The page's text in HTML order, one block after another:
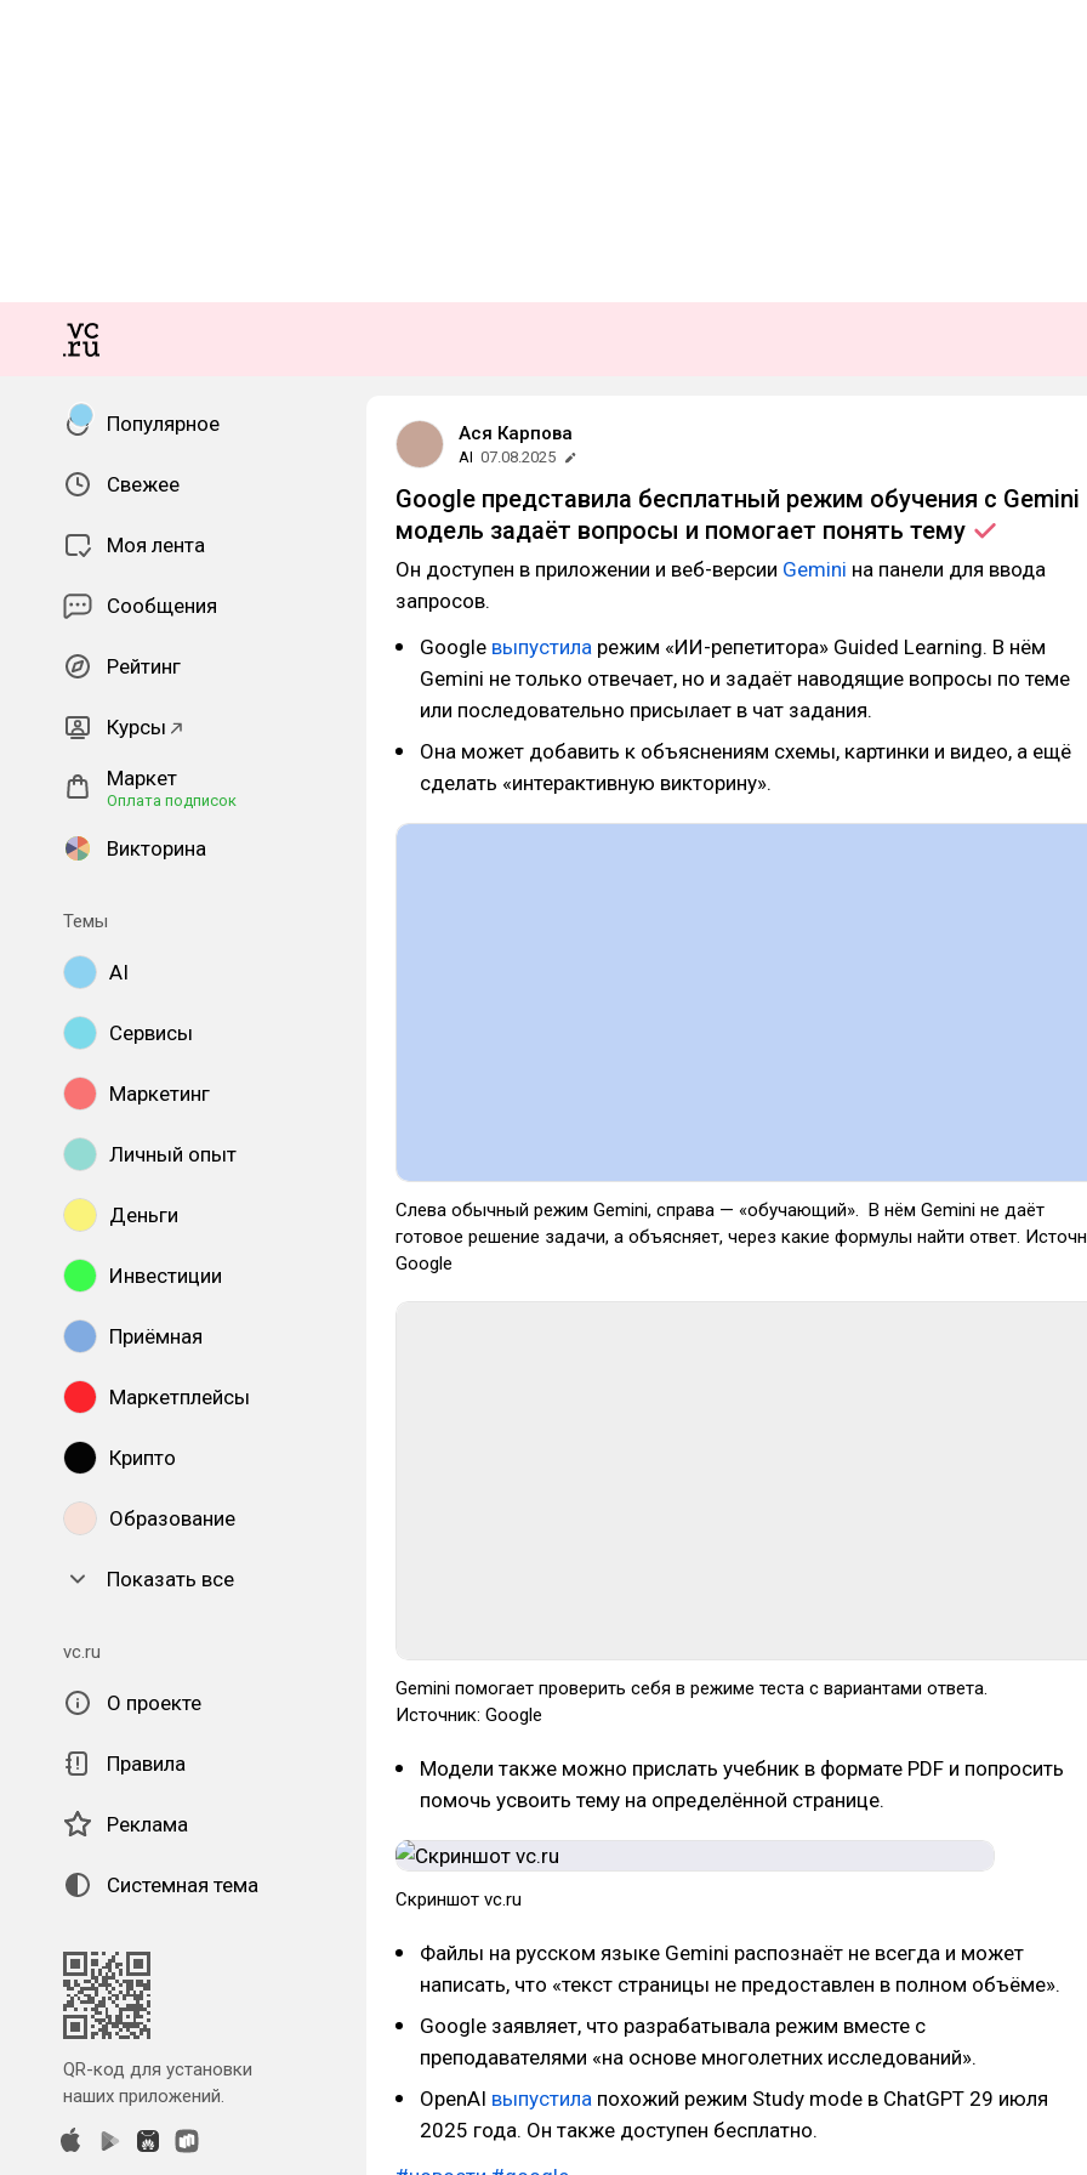
Популярное
Свежее
Моя лента
Сообщения
Рейтинг
Курсы
Маркет
Оплата подписок
Викторина
Темы
AI
Сервисы
Маркетинг
Личный опыт
Деньги
Инвестиции
Приёмная
Маркетплейсы
Крипто
Образование
Показать все
vc.ru
О проекте
Правила
Реклама
Системная тема
QR-код для установки
наших приложений.
Ася Карпова
AI 07.08.2025
Google представила бесплатный режим обучения с
модель задаёт вопросы и помогает понять тему
Он доступен в приложении и веб-версии Gemini на панели для ввода
запросов.
Google выпустила режим «ИИ-репетитора» Guided Learning. В нём
Gemini не только отвечает, но и задаёт наводящие вопросы по теме
или последовательно присылает в чат задания.
Она может добавить к объяснениям схемы, картинки и видео, а ещё
сделать «интерактивную викторину».
Слева обычный режим Gemini, справа — «обучающий». В нём Gemini не даёт
готовое решение задачи, а объясняет, через какие формулы найти ответ.
Google
Gemini помогает проверить себя в режиме теста с вариантами ответа.
Источник: Google
Модели также можно прислать учебник в формате PDF и попросить
помочь усвоить тему на определённой странице.
Скриншот vc.ru
Файлы на русском языке Gemini распознаёт не всегда и может
написать, что «текст страницы не предоставлен в полном объёме».
Google заявляет, что разрабатывала режим вместе с
преподавателями «на основе многолетних исследований».
OpenAI выпустила похожий режим Study mode в ChatGPT 29 июля
2025 года. Он также доступен бесплатно.